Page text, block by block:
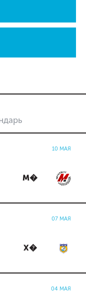
10 МАЯ
М�
07 МАЯ
Х�
04 МАЯ